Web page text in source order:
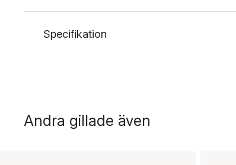
Specifikation
Andra gillade även